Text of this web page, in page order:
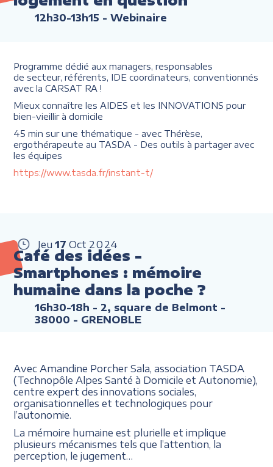
12h30-13h15 - Webinaire
Programme dédié aux managers, responsables
de secteur, référents, IDE coordinateurs, conventionnés
avec la CARSAT RA !
Mieux connaître les AIDES et les INNOVATIONS pour
bien-vieillir à domicile
45 min sur une thématique - avec Thérèse,
ergothérapeute au TASDA - Des outils à partager avec
les équipes
https://www.tasda.fr/instant-t/
Jeu 17 Oct 2024
Café des idées -
Smartphones : mémoire
humaine dans la poche ?
16h30-18h - 2, square de Belmont -
38000 - GRENOBLE
Avec Amandine Porcher Sala, association TASDA
(Technopôle Alpes Santé à Domicile et Autonomie),
centre expert des innovations sociales,
organisationnelles et technologiques pour
l’autonomie.
La mémoire humaine est plurielle et implique
plusieurs mécanismes tels que l’attention, la
perception, le jugement…